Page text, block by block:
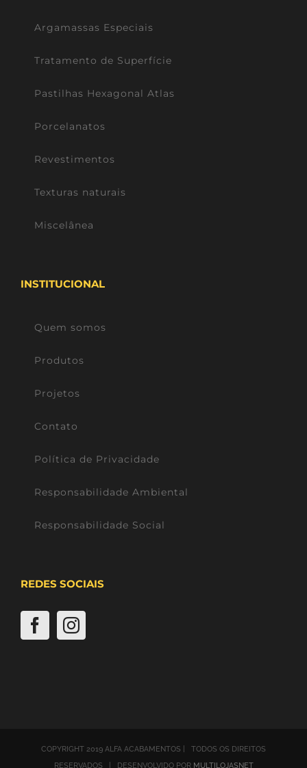
Argamassas Especiais
Tratamento de Superfície
Pastilhas Hexagonal Atlas
Porcelanatos
Revestimentos
Texturas naturais
Miscelânea
INSTITUCIONAL
Quem somos
Produtos
Projetos
Contato
Política de Privacidade
Responsabilidade Ambiental
Responsabilidade Social
REDES SOCIAIS
COPYRIGHT 2019 ALFA ACABAMENTOS | TODOS OS DIREITOS
RESERVADOS | DESENVOLVIDO POR MULTILOJASNET